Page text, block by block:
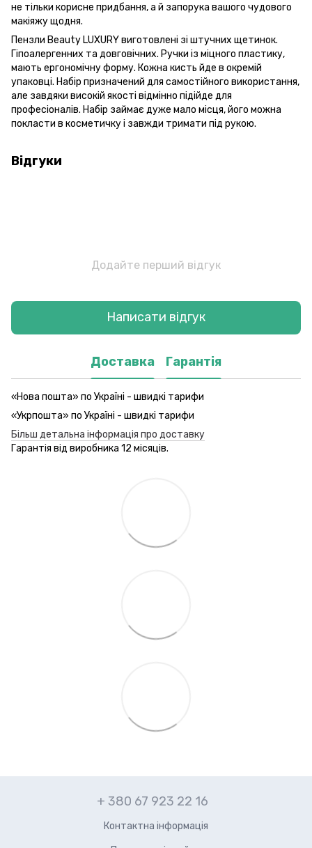
не тільки корисне придбання, а й запорука вашого чудового
макіяжу щодня.
Пензли Beauty LUXURY виготовлені зі штучних щетинок.
Гіпоалергенних та довговічних. Ручки із міцного пластику,
мають ергономічну форму. Кожна кисть йде в окремій
упаковці. Набір призначений для самостійного використання,
але завдяки високій якості відмінно підійде для
професіоналів. Набір займає дуже мало місця, його можна
покласти в косметичку і завжди тримати під рукою.
Відгуки
Додайте перший відгук
Написати відгук
Доставка Гарантія
«Нова пошта» по Україні - швидкі тарифи
«Укрпошта» по Україні - швидкі тарифи
Більш детальна інформація про доставку
Гарантія від виробника 12 місяців.
+ 380 67 923 22 16
Контактна інформація